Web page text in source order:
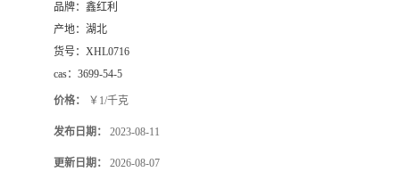
品牌： 鑫红利
产地： 湖北
货号： XHL0716
cas： 3699-54-5
价格： ￥1/千克
发布日期： 2023-08-11
更新日期： 2026-08-07